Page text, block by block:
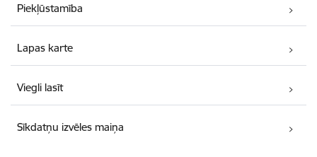
Piekļūstamība
Lapas karte
Viegli lasīt
Sīkdatņu izvēles maiņa